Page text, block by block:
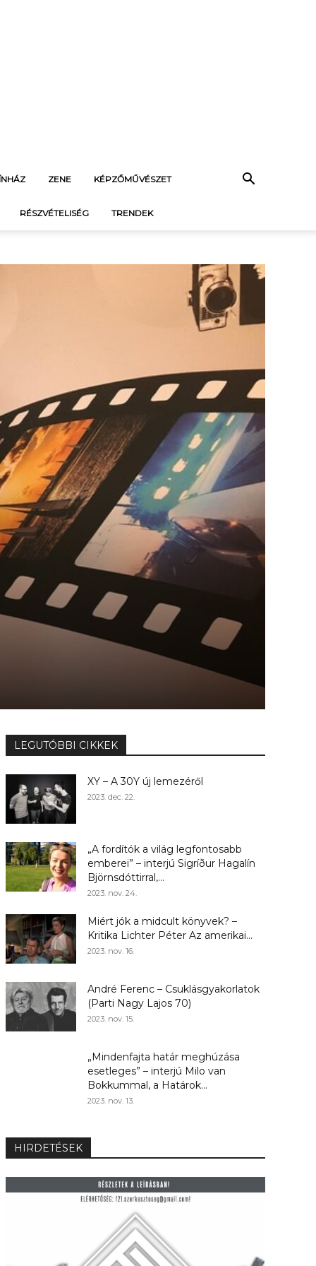
ZENE KÉPZŐMŰVÉSZET
RÉSZVÉTELISÉG TRENDEK
LEGUTÓBBI CIKKEK
XY – A 30Y új lemezéről
2023. dec. 22.
„A fordítók a világ legfontosabb
emberei” – interjú Sigríður Hagalín
Björnsdóttirral,...
2023. nov. 24.
Miért jók a midcult könyvek? –
Kritika Lichter Péter Az amerikai...
2023. nov. 16.
André Ferenc – Csuklásgyakorlatok
(Parti Nagy Lajos 70)
2023. nov. 15.
„Mindenfajta határ meghúzása
esetleges” – interjú Milo van
Bokkummal, a Határok...
2023. nov. 13.
HIRDETÉSEK